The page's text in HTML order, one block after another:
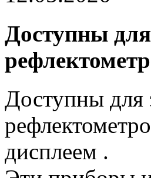
Доступны
Доступны для
дисплеем .